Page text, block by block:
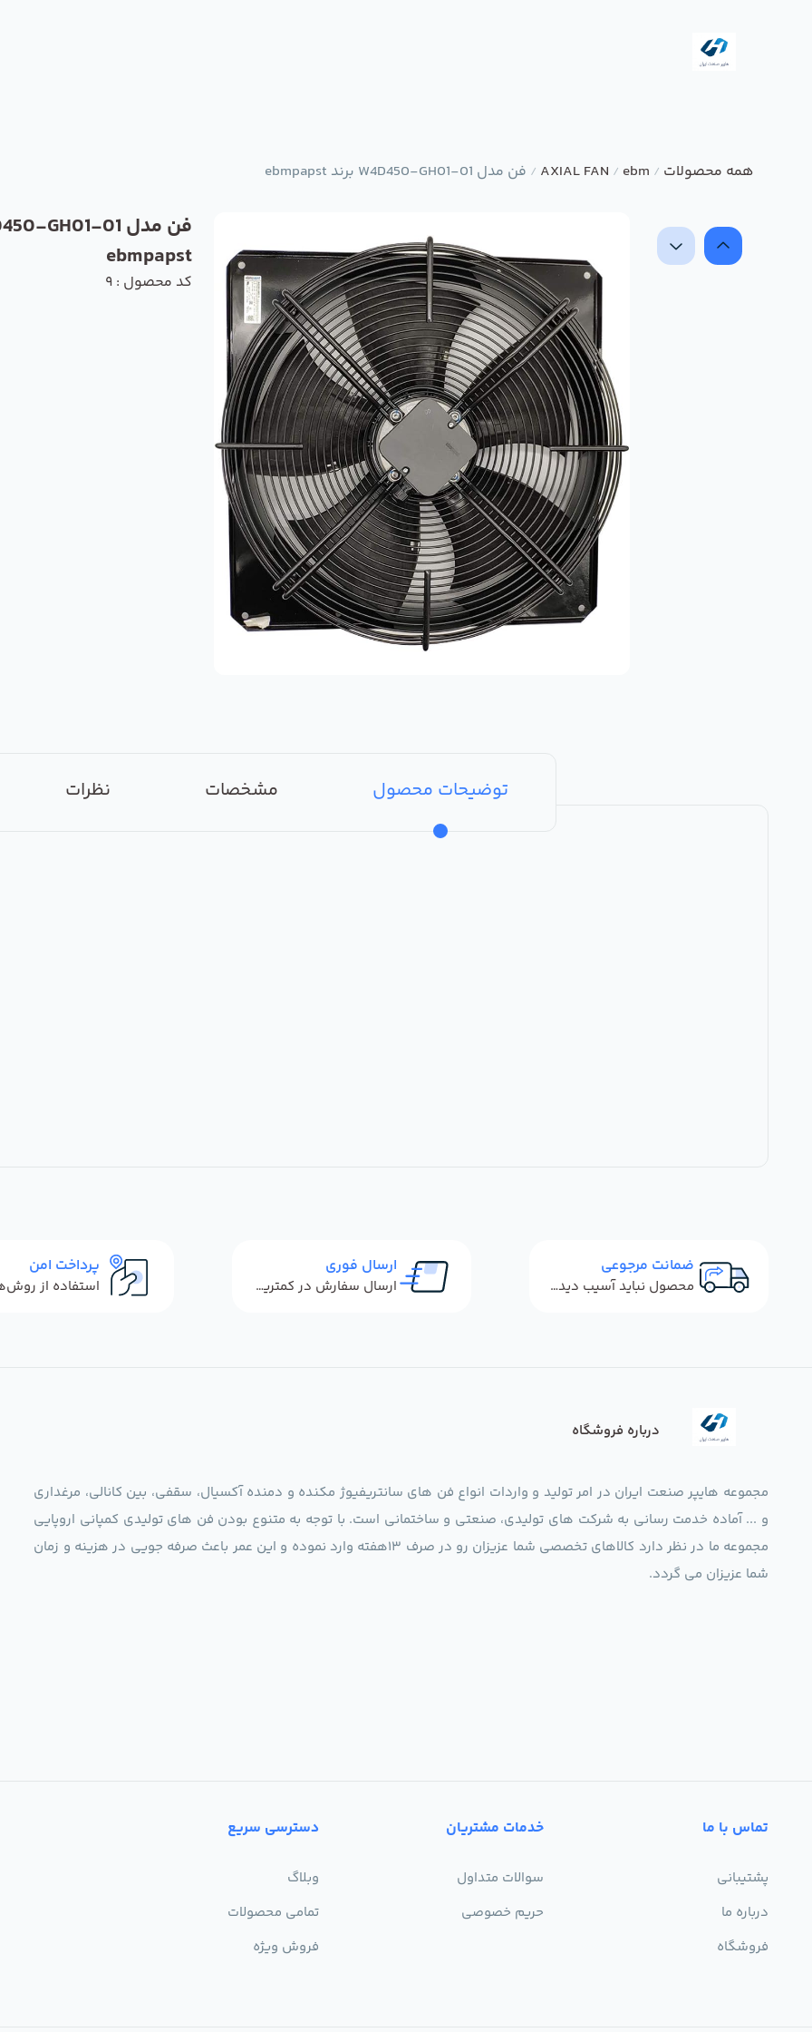
همه محصولات /
ebm
/
AXIAL FAN
/ فن مدل W4D450-GH01-01 برند ebmpapst
ebmpapst
کد محصول : 9
توضیحات محصول مشخصات نظرات
ضمانت مرجوعی
محصول نباید آسیب دیده باشد
ارسال فوری
ارسال سفارش در کمترین زمان ممکن
پرداخت امن
درباره فروشگاه
مجموعه هایپر صنعت ایران در امر تولید و واردات انواع فن های سانتریفیوژ مکنده و دمنده آکسیال، سقفی، بین کانالی، مرغداری
و ... آماده خدمت رسانی به شرکت های تولیدی، صنعتی و ساختمانی است. با توجه به متنوع بودن فن های تولیدی کمپانی اروپایی
مجموعه ما در نظر دارد کالاهای تخصصی شما عزیزان رو در صرف 13هفته وارد نموده و این عمر باعث صرفه جویی در هزینه و زمان
شما عزیزان می گردد.
تماس با ما
پشتیبانی
درباره ما
فروشگاه
خدمات مشتریان
سوالات متداول
حریم خصوصی
دسترسی سریع
وبلاگ
تمامی محصولات
فروش ویژه